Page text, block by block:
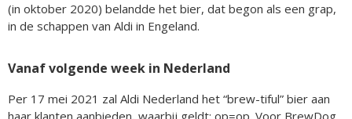
(in oktober 2020) belandde het bier, dat begon als een grap,
in de schappen van Aldi in Engeland.
Vanaf volgende week in Nederland
Per 17 mei 2021 zal Aldi Nederland het “brew-tiful” bier aan
haar klanten aanbieden, waarbij geldt: op=op. Voor BrewDog